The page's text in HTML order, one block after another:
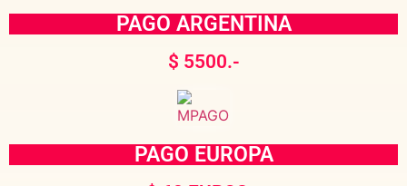
PAGO ARGENTINA
$ 5500.-
PAGO EUROPA